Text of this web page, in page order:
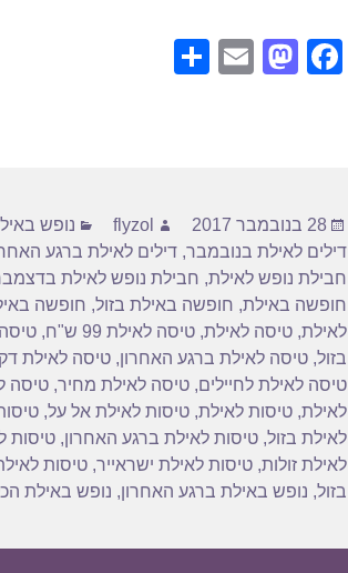
F
o
o
k
M
o
n
E
פורסם
בתאריך
28 בנובמבר 2017 מחבר
flyzol קטגוריות
נופש
דילים לאילת בנובמבר,דילים לאילת ברגע
חבילת נופש לאילת, חבילת נופש לאילת
חופשה באילת, חופשה באילת בזול, חופשה
לאילת,טיסה לאילת,טיסה לאילת 99 ש"ח ,
בזול,טיסה לאילת ברגע האחרון,טיסה לאילת
טיסה לאילת לחיילים,טיסה לאילת מחיר,טיסה
לאילת,טיסות לאילת,טיסות לאילת אל על,
לאילת בזול,טיסות לאילת ברגע האחרון,טיסות
לאילת זולות,טיסות לאילת ישראייר,טיסות
בזול, נופש באילת ברגע האחרון, נופש באילת